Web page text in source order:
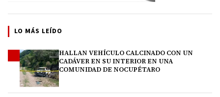
LO MÁS LEÍDO
HALLAN VEHÍCULO CALCINADO CON UN
CADÁVER EN SU INTERIOR EN UNA
COMUNIDAD DE NOCUPÉTARO